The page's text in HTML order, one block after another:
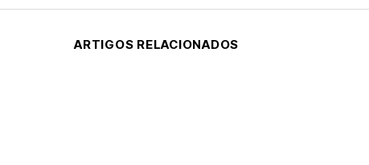
ARTIGOS RELACIONADOS